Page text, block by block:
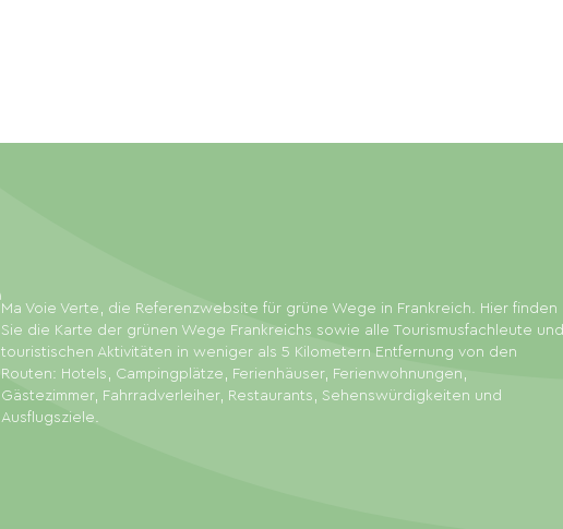
Ma Voie Verte, die Referenzwebsite für grüne Wege in Frankreich. Hier finden
Sie die Karte der grünen Wege Frankreichs sowie alle Tourismusfachleute und
touristischen Aktivitäten in weniger als 5 Kilometern Entfernung von den
Routen: Hotels, Campingplätze, Ferienhäuser, Ferienwohnungen,
Gästezimmer, Fahrradverleiher, Restaurants, Sehenswürdigkeiten und
Ausflugsziele.